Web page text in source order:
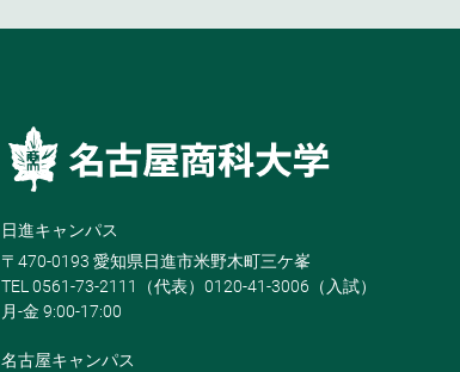
日進キャンパス
〒470-0193 愛知県日進市米野木町三ケ峯
TEL 0561-73-2111（代表）0120-41-3006（入試）
月-金 9:00-17:00
名古屋キャンパス